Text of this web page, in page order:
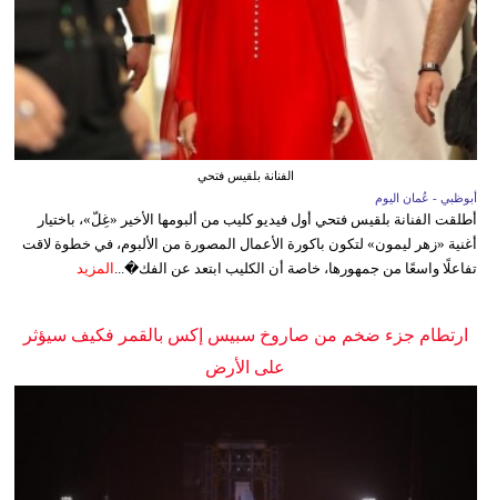
الفنانة بلقيس فتحي
أبوظبي - عُمان اليوم
أطلقت الفنانة بلقيس فتحي أول فيديو كليب من ألبومها الأخير «غِلّ»، باختيار
أغنية «زهر ليمون» لتكون باكورة الأعمال المصورة من الألبوم، في خطوة لاقت
تفاعلًا واسعًا من جمهورها، خاصة أن الكليب ابتعد عن الفك�... المزيد
ارتطام جزء ضخم من صاروخ سبيس إكس بالقمر فكيف سيؤثر
على الأرض